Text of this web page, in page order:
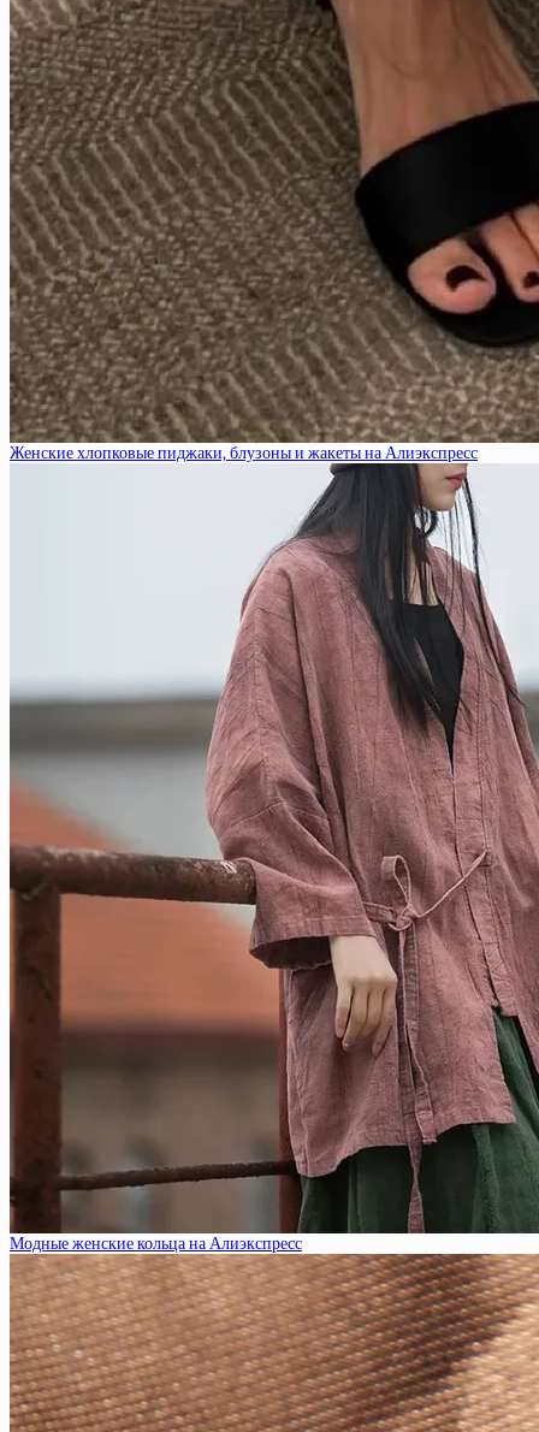
Женские хлопковые пиджаки, блузоны и жакеты на Алиэкспресс
Модные женские кольца на Алиэкспресс